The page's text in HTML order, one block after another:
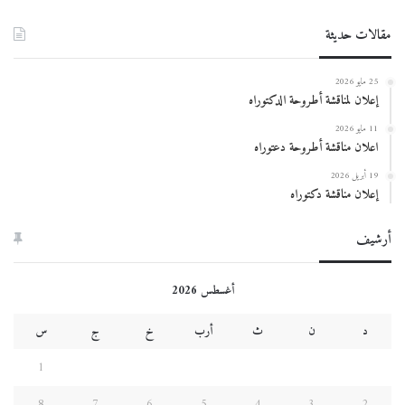
مقالات حديثة
25 مايو 2026
إعلان لمناقشة أطروحة الدكتوراه
11 مايو 2026
اعلان مناقشة أطروحة دعتوراه
19 أبريل 2026
إعلان مناقشة دكتوراه
أرشيف
أغسطس 2026
د
ن ث أرب خ ج
س
1